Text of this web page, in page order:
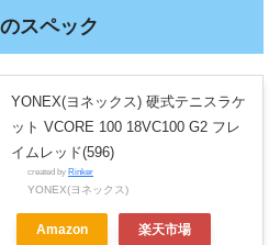
スペック
YONEX(ヨネックス) 硬式テニスラケ
ット VCORE 100 18VC100 G2 フレ
イムレッド(596)
created by Rinker
YONEX(ヨネックス)
Amazon 楽天市場